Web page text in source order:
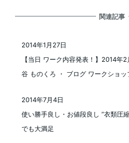
関連記事
【当日 ワーク内容発表！】2014年
谷 ものくろ ・ ブログ ワークショ
2014年1月27日
使い勝手良し・お値段良し ”衣類圧
でも大満足
2014年7月4日